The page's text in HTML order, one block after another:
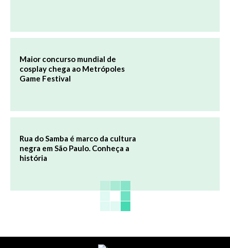
Maior concurso mundial de
cosplay chega ao Metrópoles
Game Festival
Rua do Samba é marco da cultura
negra em São Paulo. Conheça a
história